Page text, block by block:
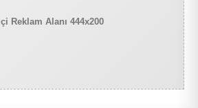
Reklam Alanı 444x200